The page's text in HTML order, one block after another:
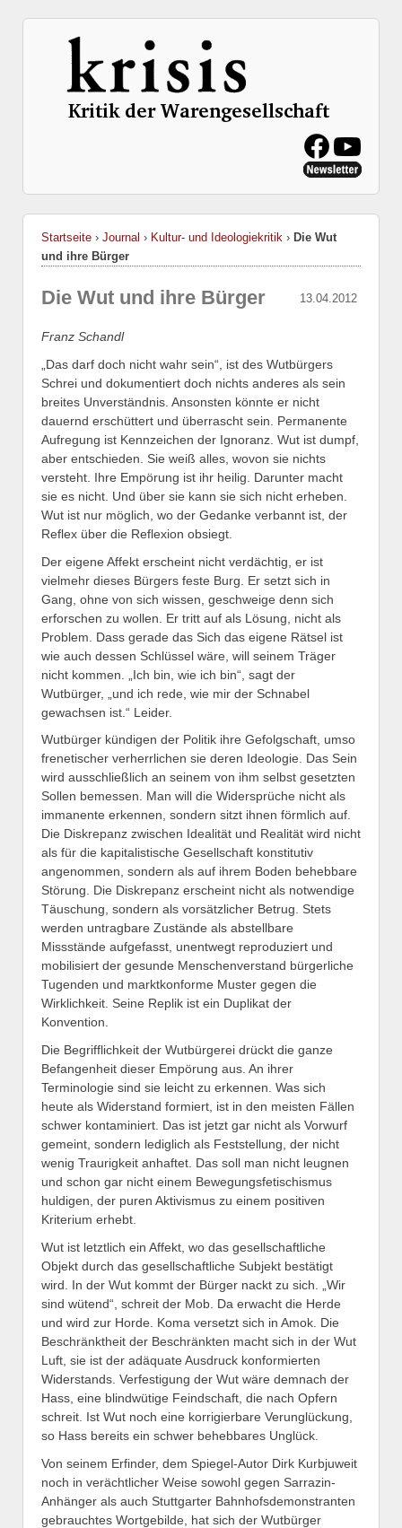
Startseite › Journal › Kultur- und Ideologiekritik › Die Wut
und ihre Bürger
13.04.2012
Die Wut und ihre Bürger
Franz Schandl
„Das darf doch nicht wahr sein“, ist des Wutbürgers
Schrei und dokumentiert doch nichts anderes als sein
breites Unverständnis. Ansonsten könnte er nicht
dauernd erschüttert und überrascht sein. Permanente
Aufregung ist Kennzeichen der Ignoranz. Wut ist dumpf,
aber entschieden. Sie weiß alles, wovon sie nichts
versteht. Ihre Empörung ist ihr heilig. Darunter macht
sie es nicht. Und über sie kann sie sich nicht erheben.
Wut ist nur möglich, wo der Gedanke verbannt ist, der
Reflex über die Reflexion obsiegt.
Der eigene Affekt erscheint nicht verdächtig, er ist
vielmehr dieses Bürgers feste Burg. Er setzt sich in
Gang, ohne von sich wissen, geschweige denn sich
erforschen zu wollen. Er tritt auf als Lösung, nicht als
Problem. Dass gerade das Sich das eigene Rätsel ist
wie auch dessen Schlüssel wäre, will seinem Träger
nicht kommen. „Ich bin, wie ich bin“, sagt der
Wutbürger, „und ich rede, wie mir der Schnabel
gewachsen ist.“ Leider.
Wutbürger kündigen der Politik ihre Gefolgschaft, umso
frenetischer verherrlichen sie deren Ideologie. Das Sein
wird ausschließlich an seinem von ihm selbst gesetzten
Sollen bemessen. Man will die Widersprüche nicht als
immanente erkennen, sondern sitzt ihnen förmlich auf.
Die Diskrepanz zwischen Idealität und Realität wird nicht
als für die kapitalistische Gesellschaft konstitutiv
angenommen, sondern als auf ihrem Boden behebbare
Störung. Die Diskrepanz erscheint nicht als notwendige
Täuschung, sondern als vorsätzlicher Betrug. Stets
werden untragbare Zustände als abstellbare
Missstände aufgefasst, unentwegt reproduziert und
mobilisiert der gesunde Menschenverstand bürgerliche
Tugenden und marktkonforme Muster gegen die
Wirklichkeit. Seine Replik ist ein Duplikat der
Konvention.
Die Begrifflichkeit der Wutbürgerei drückt die ganze
Befangenheit dieser Empörung aus. An ihrer
Terminologie sind sie leicht zu erkennen. Was sich
heute als Widerstand formiert, ist in den meisten Fällen
schwer kontaminiert. Das ist jetzt gar nicht als Vorwurf
gemeint, sondern lediglich als Feststellung, der nicht
wenig Traurigkeit anhaftet. Das soll man nicht leugnen
und schon gar nicht einem Bewegungsfetischismus
huldigen, der puren Aktivismus zu einem positiven
Kriterium erhebt.
Wut ist letztlich ein Affekt, wo das gesellschaftliche
Objekt durch das gesellschaftliche Subjekt bestätigt
wird. In der Wut kommt der Bürger nackt zu sich. „Wir
sind wütend“, schreit der Mob. Da erwacht die Herde
und wird zur Horde. Koma versetzt sich in Amok. Die
Beschränktheit der Beschränkten macht sich in der Wut
Luft, sie ist der adäquate Ausdruck konformierten
Widerstands. Verfestigung der Wut wäre demnach der
Hass, eine blindwütige Feindschaft, die nach Opfern
schreit. Ist Wut noch eine korrigierbare Verunglückung,
so Hass bereits ein schwer behebbares Unglück.
Von seinem Erfinder, dem Spiegel-Autor Dirk Kurbjuweit
noch in verächtlicher Weise sowohl gegen Sarrazin-
Anhänger als auch Stuttgarter Bahnhofsdemonstranten
gebrauchtes Wortgebilde, hat sich der Wutbürger